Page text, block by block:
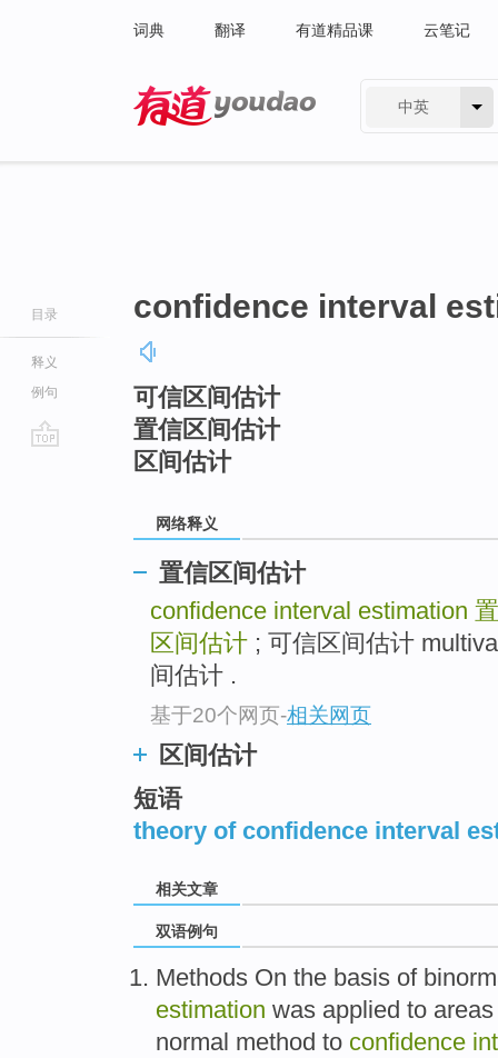
词典 翻译 有道精品课 云笔记
中英
目录
释义
例句
confidence interval
可信区间估计
置信区间估计
区间估计
网络释义
置信区间估计
confidence interval estimation
区间估计 ; 可信区间估计
间估计 .
基于20个网页-相关网页
区间估计
短语
theory of confidence interval
相关文章
双语例句
Methods On the basis of
estimation was applied to areas
normal method to confidence